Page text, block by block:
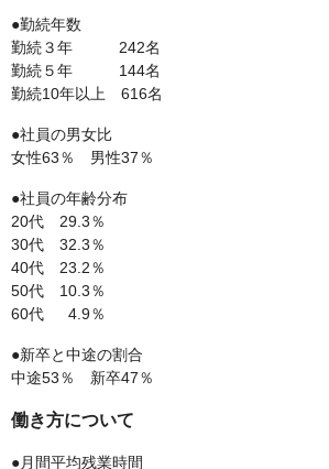
●勤続年数
勤続３年 242名
勤続５年 144名
勤続10年以上 616名
●社員の男女比
女性63％ 男性37％
●社員の年齢分布
20代 29.3％
30代 32.3％
40代 23.2％
50代 10.3％
60代 4.9％
●新卒と中途の割合
中途53％ 新卒47％
働き方について
●月間平均残業時間